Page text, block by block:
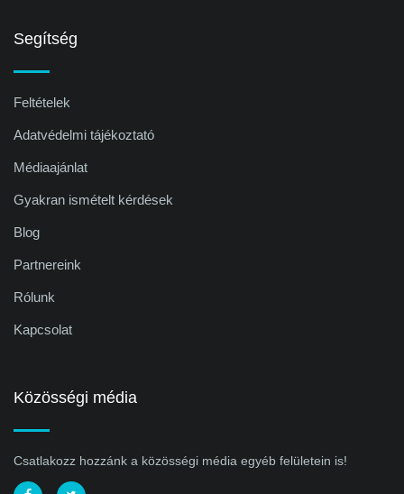
Segítség
Feltételek
Adatvédelmi tájékoztató
Médiaajánlat
Gyakran ismételt kérdések
Blog
Partnereink
Rólunk
Kapcsolat
Közösségi média
Csatlakozz hozzánk a közösségi média egyéb felületein is!